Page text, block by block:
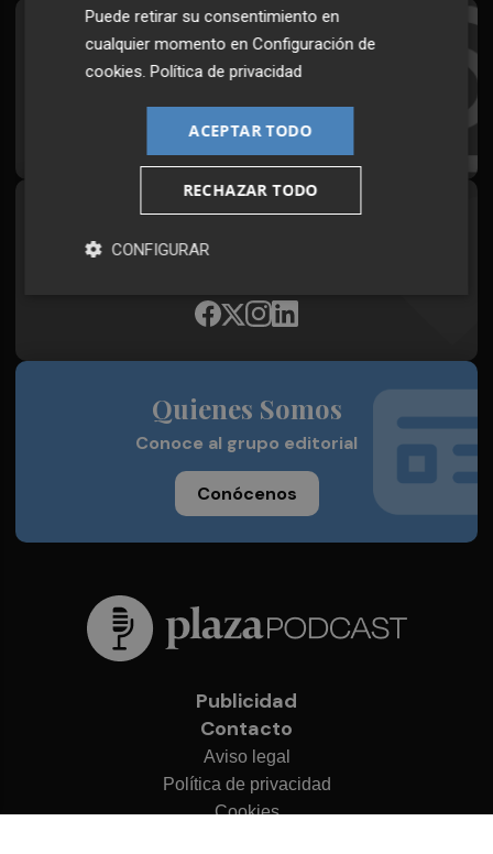
Suscríbete al Boletín
Todos los días a primera hora en tu email
¡Quiero suscribirme!
Síguenos en redes
Plaza Podcast, desde cualquier medio
Quienes Somos
Conoce al grupo editorial
Conócenos
Publicidad
Contacto
Aviso legal
Política de privacidad
Cookies
Puede retirar su consentimiento en
cualquier momento enConfiguración de
cookies.Política de privacidad
ACEPTAR TODO
RECHAZAR TODO
CONFIGURAR